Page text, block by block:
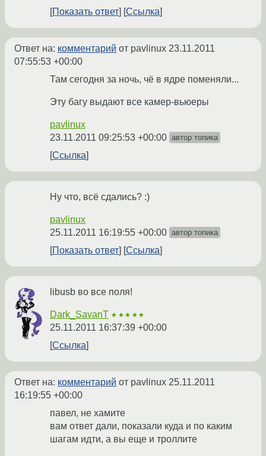
Показать ответ Ссылка
Ответ на: комментарий от pavlinux 23.11.2011
07:55:53 +00:00
Там сегодня за ночь, чё в ядре поменяли...
Эту багу выдают все камер-вьюеры
pavlinux
23.11.2011 09:25:53 +00:00 автор топика
Ссылка
Ну что, всё сдались? :)
pavlinux
25.11.2011 16:19:55 +00:00 автор топика
Показать ответ Ссылка
libusb во все поля!
Dark_SavanT ★★★★★
25.11.2011 16:37:39 +00:00
Ссылка
Ответ на: комментарий от pavlinux 25.11.2011
16:19:55 +00:00
павел, не хамите
вам ответ дали, показали куда и по каким
шагам идти, а вы еще и троллите